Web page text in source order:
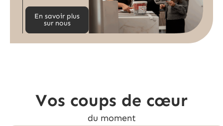
En savoir plus
sur nous
Vos coups de cœur
du moment